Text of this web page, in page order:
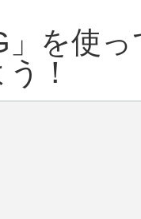
」を使
！